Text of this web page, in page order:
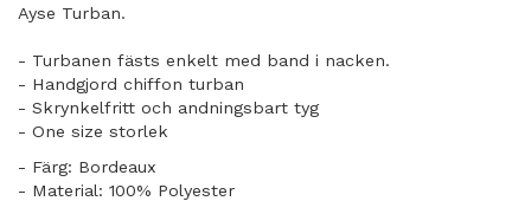
Ayse Turban.
- Turbanen fästs enkelt med band i nacken.
- Handgjord chiffon turban
- Skrynkelfritt och andningsbart tyg
- One size storlek
- Färg: Bordeaux
- Material: 100% Polyester